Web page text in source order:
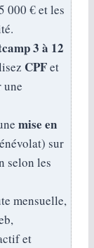
000 € et les
3 à 12
CPFet
une
mise en
sur
selon les
mensuelle,
et